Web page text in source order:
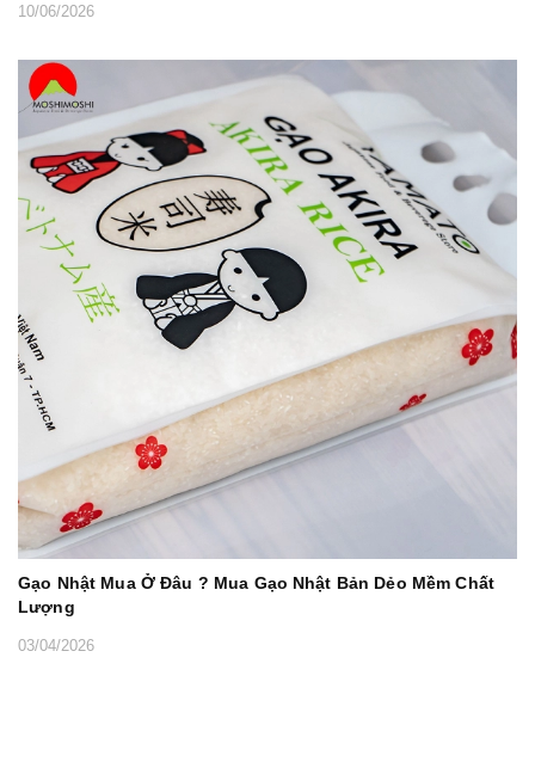
10/06/2026
Gạo Nhật Mua Ở Đâu ? Mua Gạo Nhật Bản Dẻo Mềm Chất
Lượng
03/04/2026